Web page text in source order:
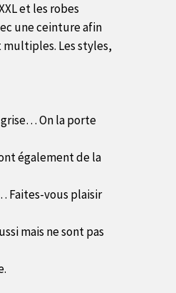
et les robes
une ceinture afin
Les styles,
On la porte
également de la
Faites-vous plaisir
mais ne sont pas